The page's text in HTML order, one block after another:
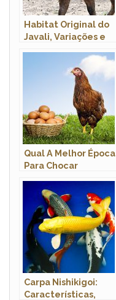
Habitat Original do
Javali, Variações e
Qual A Melhor Época
Para Chocar
Galo?
Carpa Nishikigoi:
Características,